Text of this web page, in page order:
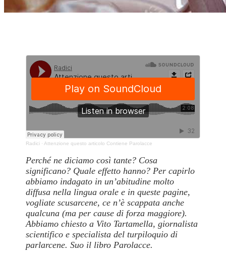
Radici ·Attenzione questo articolo Contiene Parolacce
Perché ne diciamo così tante? Cosa
significano? Quale effetto hanno? Per capirlo
abbiamo indagato in un’abitudine molto
diffusa nella lingua orale e in queste pagine,
vogliate scusarcene, ce n’è scappata anche
qualcuna (ma per cause di forza maggiore).
Abbiamo chiesto a Vito Tartamella, giornalista
scientifico e specialista del turpiloquio di
parlarcene. Suo il libro Parolacce.